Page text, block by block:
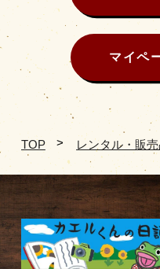
マイペ
TOP レンタル・販売